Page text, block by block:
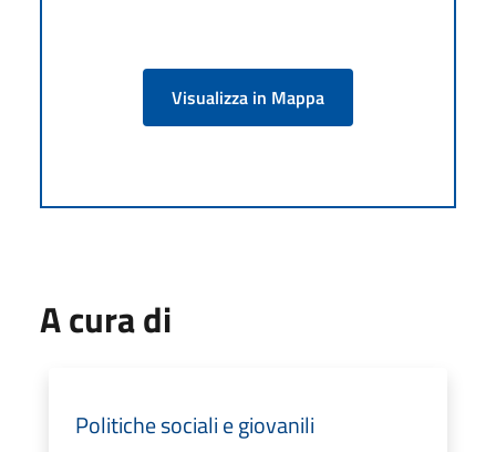
Visualizza in Mappa
A cura di
Politiche sociali e giovanili